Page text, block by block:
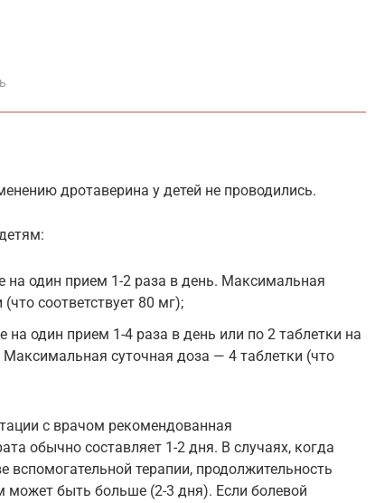
дротаверина у детей не проводились.
на один прием 1-2 раза в день. Максимальная
соответствует 80 мг);
на один прием 1-4 раза в день или по 2 таблетки на
суточная доза — 4 таблетки (что
с врачом рекомендованная
обычно составляет 1-2 дня. В случаях, когда
вспомогательной терапии, продолжительность
может быть больше (2-3 дня). Если болевой